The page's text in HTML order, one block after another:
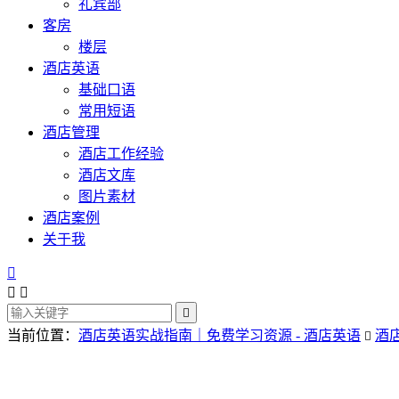
礼宾部
客房
楼层
酒店英语
基础口语
常用短语
酒店管理
酒店工作经验
酒店文库
图片素材
酒店案例
关于我

 

当前位置： 酒店英语实战指南｜免费学习资源 - 酒店英语  酒